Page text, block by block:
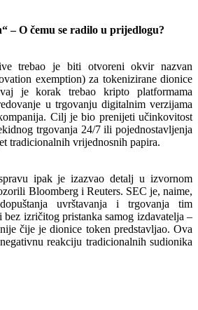
– O čemu se radilo u prijedlogu?
trebao je biti otvoreni okvir nazvan
exemption) za tokenizirane dionice
je korak trebao kripto platformama
u trgovanju digitalnim verzijama
Cilj je bio prenijeti učinkovitost
trgovanja 24/7 ili pojednostavljenja
tradicionalnih vrijednosnih papira.
ipak je izazvao detalj u izvornom
Bloomberg i Reuters. SEC je, naime,
uvrštavanja i trgovanja tim
izričitog pristanka samog izdavatelja –
čije je dionice token predstavljao. Ova
reakciju tradicionalnih sudionika